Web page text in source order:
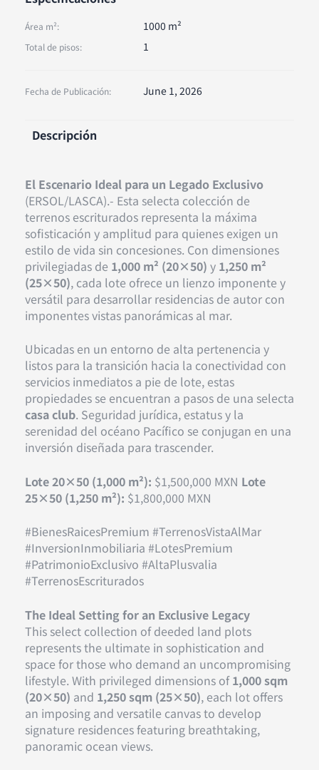
Área m²: 1000 m²
Total de pisos: 1
Fecha de Publicación: June 1, 2026
Descripción
El Escenario Ideal para un Legado Exclusivo
(ERSOL/LASCA).- Esta selecta colección de
terrenos escriturados representa la máxima
sofisticación y amplitud para quienes exigen un
estilo de vida sin concesiones. Con dimensiones
privilegiadas de 1,000 m² (20×50) y 1,250 m²
(25×50), cada lote ofrece un lienzo imponente y
versátil para desarrollar residencias de autor con
imponentes vistas panorámicas al mar.
Ubicadas en un entorno de alta pertenencia y
listos para la transición hacia la conectividad con
servicios inmediatos a pie de lote, estas
propiedades se encuentran a pasos de una selecta
casa club. Seguridad jurídica, estatus y la
serenidad del océano Pacífico se conjugan en una
inversión diseñada para trascender.
Lote 20×50 (1,000 m²): $1,500,000 MXN Lote
25×50 (1,250 m²): $1,800,000 MXN
#BienesRaicesPremium #TerrenosVistaAlMar
#InversionInmobiliaria #LotesPremium
#PatrimonioExclusivo #AltaPlusvalia
#TerrenosEscriturados
The Ideal Setting for an Exclusive Legacy
This select collection of deeded land plots
represents the ultimate in sophistication and
space for those who demand an uncompromising
lifestyle. With privileged dimensions of1,000 sqm
(20×50) and 1,250 sqm (25×50), each lot offers
an imposing and versatile canvas to develop
signature residences featuring breathtaking,
panoramic ocean views.